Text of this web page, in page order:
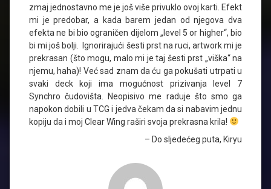
zmaj jednostavno me je još više privuklo ovoj karti. Efekt
mi je predobar, a kada barem jedan od njegova dva
efekta ne bi bio ograničen dijelom „level 5 or higher“, bio
bi mi još bolji. Ignorirajući šesti prst na ruci, artwork mi je
prekrasan (što mogu, malo mi je taj šesti prst „viška“ na
njemu, haha)! Već sad znam da ću ga pokušati utrpati u
svaki deck koji ima mogućnost prizivanja level 7
Synchro čudovišta. Neopisivo me raduje što smo ga
napokon dobili u TCG i jedva čekam da si nabavim jednu
kopiju da i moj Clear Wing raširi svoja prekrasna krila!
– Do sljedećeg puta, Kiryu